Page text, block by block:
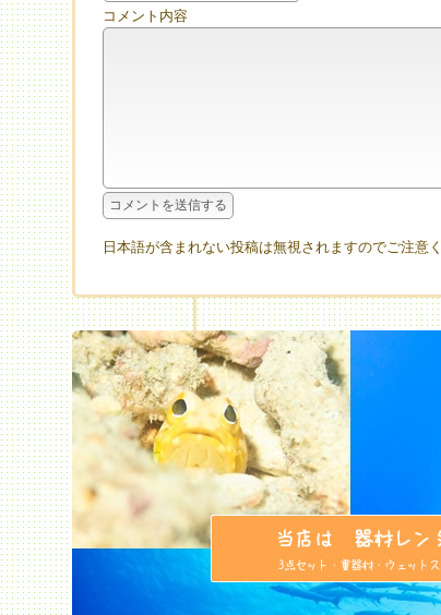
コメント内容
日本語が含まれない投稿は無視されますのでご注意